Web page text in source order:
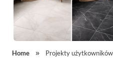
Home Projekty użytkowników